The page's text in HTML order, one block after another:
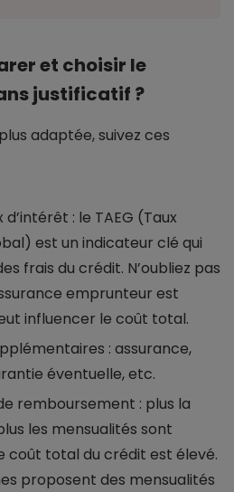
et choisir le
justificatif ?
adaptée, suivez ces
: le TAEG (Taux
est un indicateur clé qui
frais du crédit. N’oubliez pas
emprunteur est
influencer le coût total.
: assurance,
éventuelle, etc.
remboursement : plus la
les mensualités sont
coût total du crédit est élevé.
proposent des mensualités